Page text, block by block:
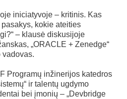
iniciatyvoje – kritinis. Kas
kokie ateities
– klausė diskusijoje
„ORACLE + Zenedge“
vadovas.
Programų inžinerijos katedros
ir talentų ugdymo
bei įmonių – „Devbridge